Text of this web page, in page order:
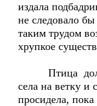
издала
не следовало бы
таким трудом
хрупкое
Птица
села на ветку и
просидела,